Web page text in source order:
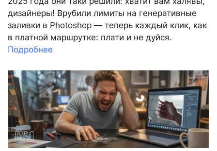
дизайнеры! Врубили лимиты на генеративные
заливки в Photoshop — теперь каждый клик, как
в платной маршрутке: плати и не дуйся.
Подробнее